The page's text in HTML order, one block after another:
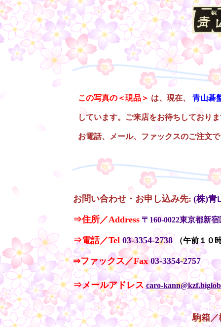
○
この写真の＜現品＞ は、現在、 青山碁
しています。ご来店をお待ちしており
お電話、メール、ファックスのご注文
お問い合わせ・お申し込み先: (株)青
⇒住所／Address 〒160-0022東京都新
⇒電話／Tel 03-3354-2738 （午前１０
⇒ファックス／Fax03-3354-2757
・
⇒メールアドレス caro-
駒箱